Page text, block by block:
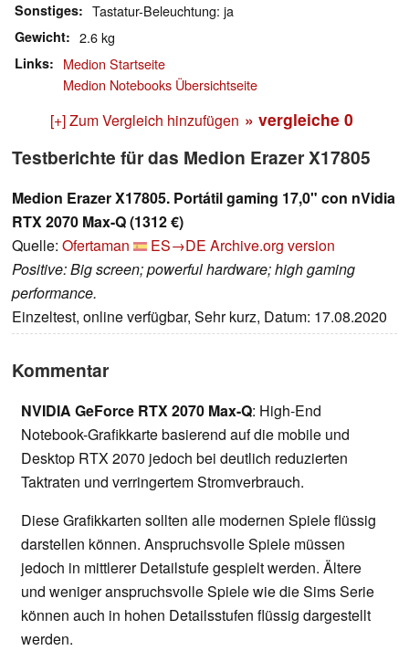
Sonstiges Tastatur-Beleuchtung: ja
Gewicht 2.6 kg
Links
Medion Startseite
Medion Notebooks Übersichtseite
[+] Zum Vergleich hinzufügen » vergleiche 0
Testberichte für das Medion Erazer X17805
Medion Erazer X17805. Portátil gaming 17,0" con nVidia
RTX 2070 Max-Q (1312 €)
Quelle: Ofertaman ES→DE Archive.org version
Positive: Big screen; powerful hardware; high gaming
performance.
Einzeltest, online verfügbar, Sehr kurz, Datum: 17.08.2020
Kommentar
NVIDIA GeForce RTX 2070 Max-Q: High-End
Notebook-Grafikkarte basierend auf die mobile und
Desktop RTX 2070 jedoch bei deutlich reduzierten
Taktraten und verringertem Stromverbrauch.
Diese Grafikkarten sollten alle modernen Spiele flüssig
darstellen können. Anspruchsvolle Spiele müssen
jedoch in mittlerer Detailstufe gespielt werden. Ältere
und weniger anspruchsvolle Spiele wie die Sims Serie
können auch in hohen Detailsstufen flüssig dargestellt
werden.